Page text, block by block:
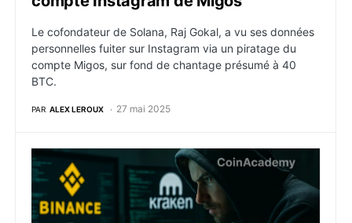
Le cofondateur de Solana, Raj Gokal, a vu ses données
personnelles fuiter sur Instagram via un piratage du
compte Migos, sur fond de chantage présumé à 40
BTC.
PAR ALEX LEROUX 27 mai 2025
Tentative de piratage chez Binance et Kraken : les 2